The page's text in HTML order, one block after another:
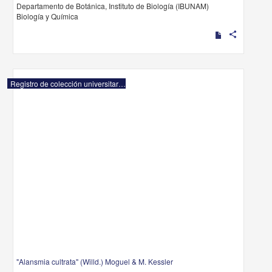
Departamento de Botánica, Instituto de Biología (IBUNAM)
Biología y Química
share
Registro de colección universitaria
"Alansmia cultrata" (Willd.) Moguel & M. Kessler